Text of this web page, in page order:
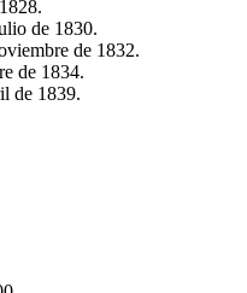
de 1830.
de 1832.
de 1834.
de 1839.